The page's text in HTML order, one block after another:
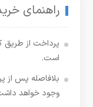
راهنمای
پرداخت از طریق
است.
بلافاصله پس از
وجود خواهد